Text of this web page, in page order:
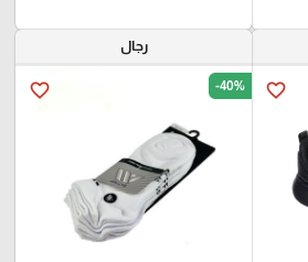
favorite_border
رجال
favorite_border -40%